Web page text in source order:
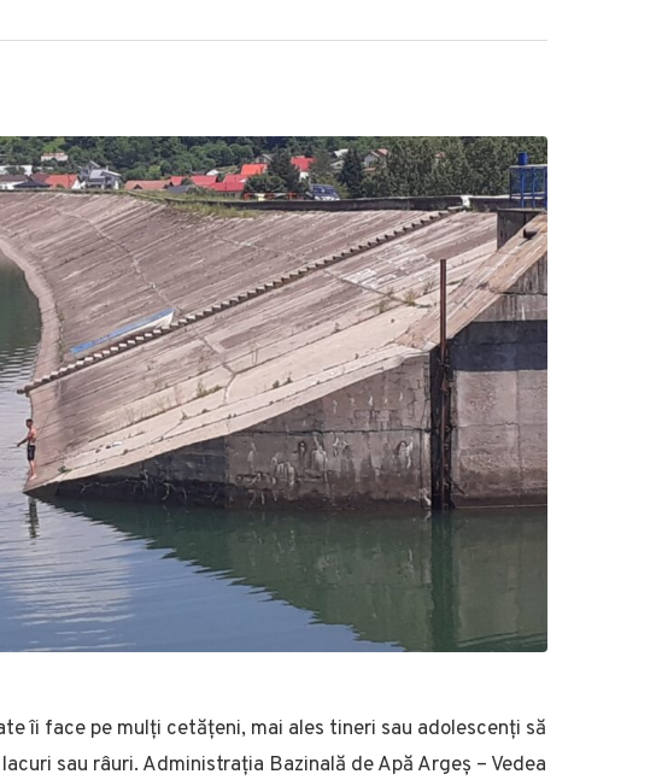
îi face pe mulți cetățeni, mai ales tineri sau adolescenți să
sau râuri. Administrația Bazinală de Apă Argeș – Vedea